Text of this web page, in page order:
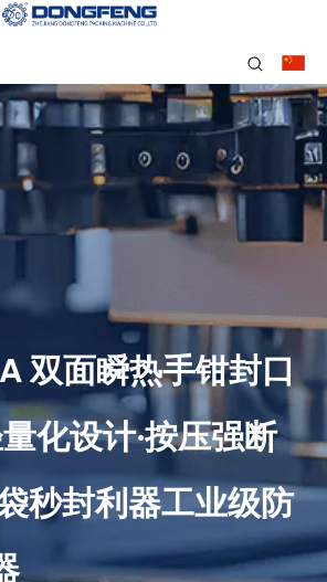
双面瞬热手钳封口
化设计·按压强断
秒封利器工业级防